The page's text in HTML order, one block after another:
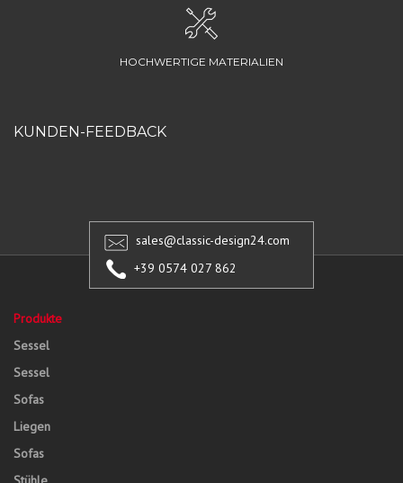
HOCHWERTIGE MATERIALIEN
KUNDEN-FEEDBACK
sales@classic-design24.com
+39 0574 027 862
Produkte
Sessel
Sessel
Sofas
Liegen
Sofas